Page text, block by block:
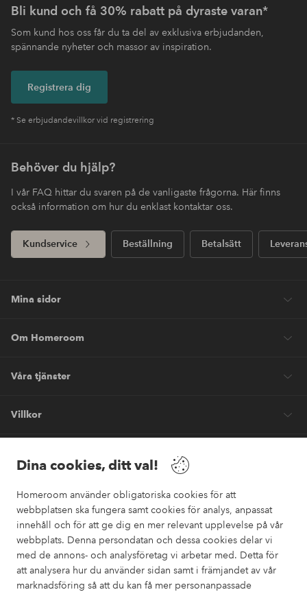
Dina cookies, ditt val!
Homeroom använder obligatoriska cookies för att
webbplatsen ska fungera samt cookies för analys, anpassat
innehåll och för att ge dig en mer relevant upplevelse på vår
webbplats. Denna persondatan och dessa cookies delar vi
med de annons- och analysföretag vi arbetar med. Detta för
att analysera hur du använder sidan samt i främjandet av vår
marknadsföring så att du kan få mer personanpassade
Bli kund och få 30% rabatt på dyraste varan*
Som kund hos oss får du ta del av exklusiva erbjudanden,
spännande nyheter och massor av inspiration.
Registrera dig
* Se erbjudandevillkor vid registrering
Behöver du hjälp?
I vår FAQ hittar du svaren på de vanligaste frågorna. Här finns
också information om hur du enklast kontaktar oss.
Kundservice Beställning Betalsätt
Mina sidor
Om Homeroom
Våra tjänster
Villkor
Säkra betalningar
Vill du veta mer om våra betalalternativ ?
elpy